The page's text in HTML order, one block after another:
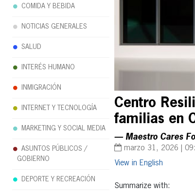
Centro
familias en
— Maestro Cares
marzo 31, 2026 |
English
Summarize with:
COMIDA Y BEBIDA
NOTICIAS GENERALES
SALUD
INTERÉS HUMANO
INMIGRACIÓN
INTERNET Y TECNOLOGÍA
MARKETING Y SOCIAL MEDIA
ASUNTOS PÚBLICOS /
GOBIERNO
DEPORTE Y RECREACIÓN